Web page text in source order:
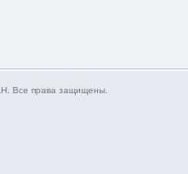
Все права защищены.